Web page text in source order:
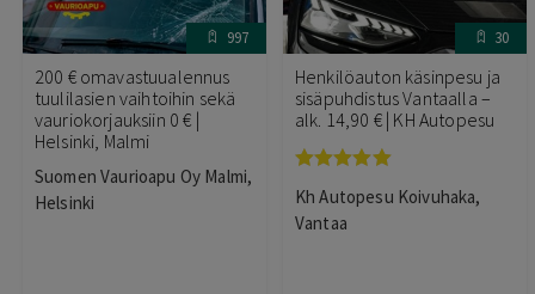
997
200 € omavastuualennus
tuulilasien vaihtoihin sekä
vauriokorjauksiin 0 € |
Helsinki, Malmi
Suomen Vaurioapu Oy Malmi,
Helsinki
30
Henkilöauton käsinpesu ja
sisäpuhdistus Vantaalla –
alk. 14,90 € | KH Autopesu
tuotteesta:
5.00 / 5
Kh Autopesu Koivuhaka,
Vantaa